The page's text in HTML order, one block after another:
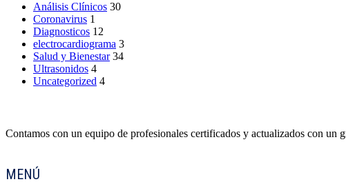
Análisis Clínicos 30
Coronavirus 1
Diagnosticos 12
electrocardiograma 3
Salud y Bienestar 34
Ultrasonidos 4
Uncategorized 4
Contamos con un equipo de profesionales certificados y actualizados con un
MENÚ